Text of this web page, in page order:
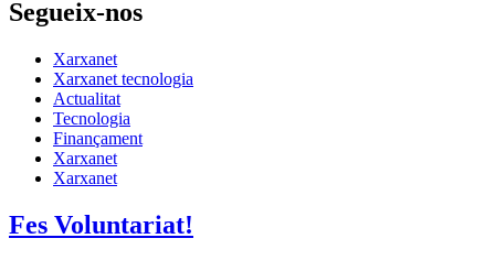
Segueix-nos
Xarxanet
Xarxanet tecnologia
Actualitat
Tecnologia
Finançament
Xarxanet
Xarxanet
Fes Voluntariat!